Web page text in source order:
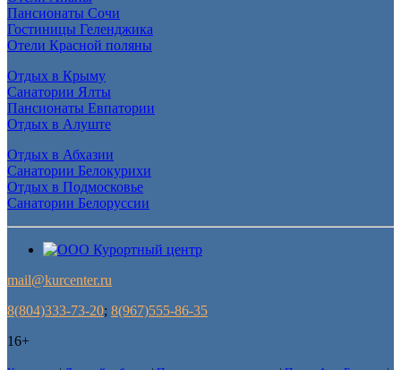
Пансионаты Сочи
Гостиницы Геленджика
Отели Красной поляны
Отдых в Крыму
Санатории Ялты
Пансионаты Евпатории
Отдых в Алуште
Отдых в Абхазии
Санатории Белокурихи
Отдых в Подмосковье
Санатории Белоруссии
mail@kurcenter.ru
8(804)333-73-20; 8(967)555-86-35
16+